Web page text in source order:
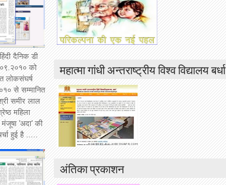
महात्मा गांधी अन्तराष्ट्रीय विश्व विद्यालय बर्धा
अंतिका प्रकाशन
दैनिक डी
को
लोकसंघर्ष
से सम्मानित
समीर लाल
महिला
मंजूषा 'अदा' की
हुई है .....